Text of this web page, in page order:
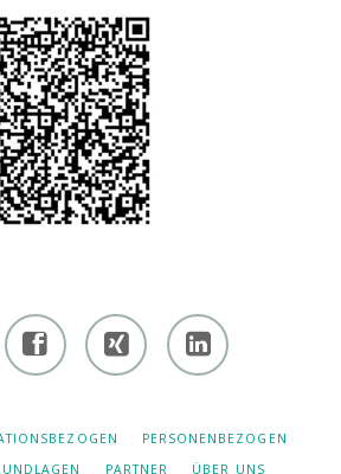
zentrum
Hiltebrand Hiltebrand
PERSONENBEZOGEN
PARTNER ÜBER UNS